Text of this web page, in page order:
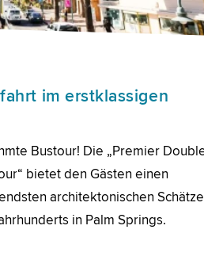
im erstklassigen
Bustour! Die „Premier
bietet den Gästen einen
architektonischen Schätze
in Palm Springs.